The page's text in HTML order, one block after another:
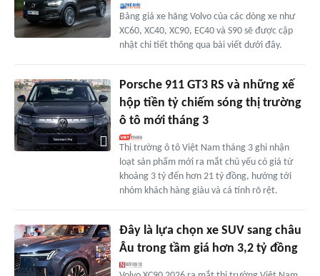
Bảng giá xe hãng Volvo của các dòng xe như
XC60, XC40, XC90, EC40 và S90 sẽ được cập
nhật chi tiết thông qua bài viết dưới đây.
Porsche 911 GT3 RS và những xế
hộp tiền tỷ chiếm sóng thị trường
ô tô mới tháng 3
Thị trường ô tô Việt Nam tháng 3 ghi nhận
loạt sản phẩm mới ra mắt chủ yếu có giá từ
khoảng 3 tỷ đến hơn 21 tỷ đồng, hướng tới
nhóm khách hàng giàu và cá tính rõ rệt.
Đây là lựa chọn xe SUV sang châu
Âu trong tầm giá hơn 3,2 tỷ đồng